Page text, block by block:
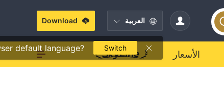
العربية
default language? Switch
Download
الأسعار